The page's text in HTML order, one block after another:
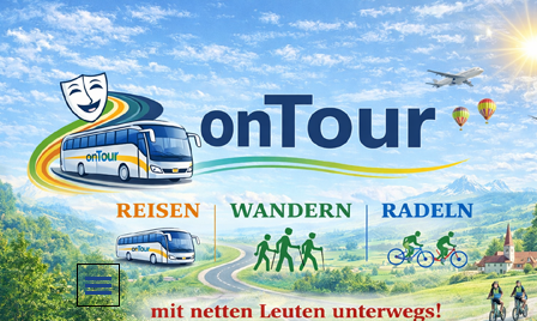
Direkt zum Seiteninhalt
Menü überspringen